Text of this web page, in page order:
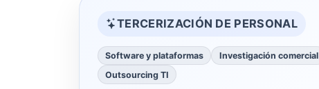
TERCERIZACIÓN DE PERSONAL
Software y plataformas Investigación comercial
Outsourcing TI